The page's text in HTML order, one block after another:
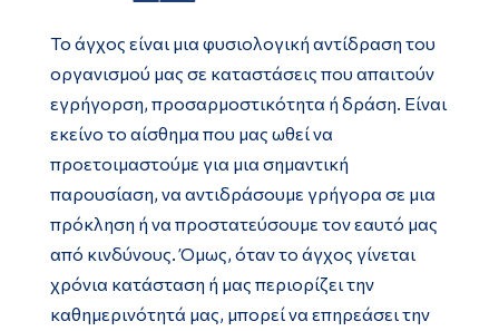
Το άγχος είναι μια φυσιολογική αντίδραση του
οργανισμού μας σε καταστάσεις που απαιτούν
εγρήγορση, προσαρμοστικότητα ή δράση. Είναι
εκείνο το αίσθημα που μας ωθεί να
προετοιμαστούμε για μια σημαντική
παρουσίαση, να αντιδράσουμε γρήγορα σε μια
πρόκληση ή να προστατεύσουμε τον εαυτό μας
από κινδύνους. Όμως, όταν το άγχος γίνεται
χρόνια κατάσταση ή μας περιορίζει την
καθημερινότητά μας, μπορεί να επηρεάσει την